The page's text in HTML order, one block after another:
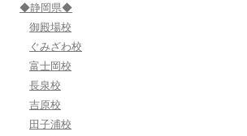
◆静岡県◆
御殿場校
ぐみざわ校
富士岡校
長泉校
吉原校
田子浦校